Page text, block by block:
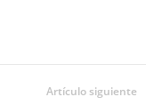
Artículo siguiente